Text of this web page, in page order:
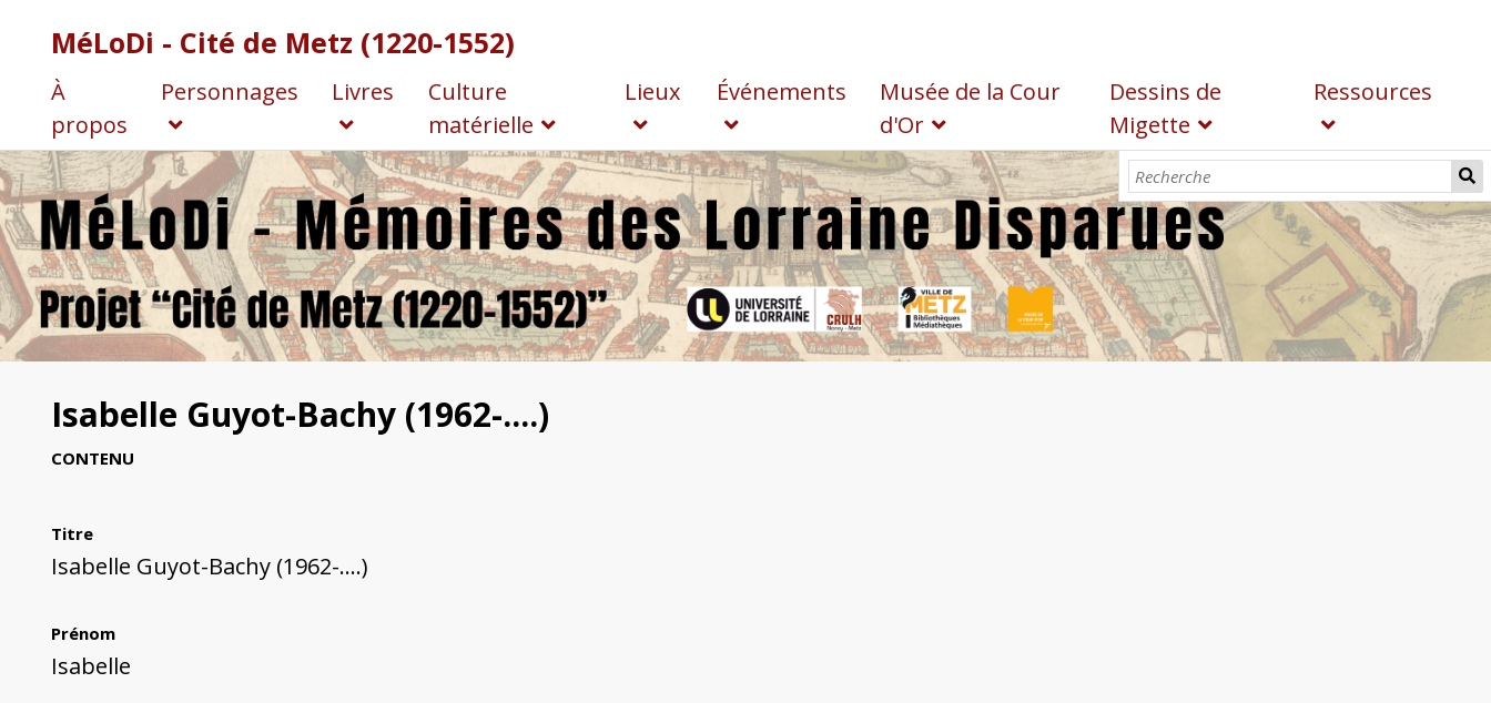
MéLoDi - Cité de Metz (1220-1552)
À
propos
Personnages Livres
Culture
matérielle
Lieux Événements
Musée de la Cour
d'Or
Dessins de
Migette
Ressources
Isabelle Guyot-Bachy (1962-....)
CONTENU
Titre
Isabelle Guyot-Bachy (1962-....)
Prénom
Isabelle